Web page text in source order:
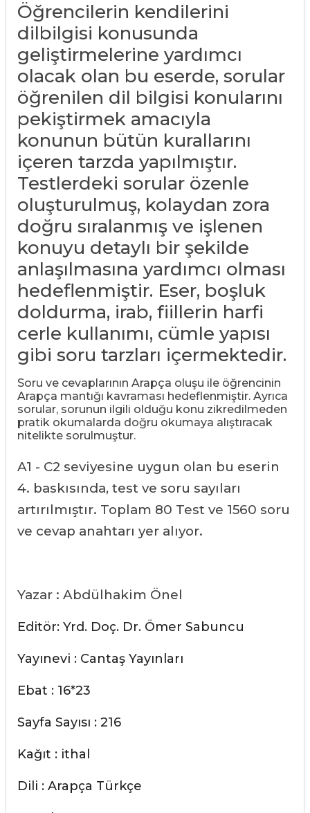
Öğrencilerin kendilerini
dilbilgisi konusunda
geliştirmelerine yardımcı
olacak olan bu eserde, sorular
öğrenilen dil bilgisi konularını
pekiştirmek amacıyla
konunun bütün kurallarını
içeren tarzda yapılmıştır.
Testlerdeki sorular özenle
oluşturulmuş, kolaydan zora
doğru sıralanmış ve işlenen
konuyu detaylı bir şekilde
anlaşılmasına yardımcı olması
hedeflenmiştir. Eser, boşluk
doldurma, irab, fiillerin harfi
cerle kullanımı, cümle yapısı
gibi soru tarzları içermektedir.
Soru ve cevaplarının Arapça oluşu ile öğrencinin
Arapça mantığı kavraması hedeflenmiştir. Ayrıca
sorular, sorunun ilgili olduğu konu zikredilmeden
pratik okumalarda doğru okumaya alıştıracak
nitelikte sorulmuştur.
A1 - C2 seviyesine uygun olan bu eserin
4. baskısında, test ve soru sayıları
artırılmıştır. Toplam 80 Test ve 1560 soru
ve cevap anahtarı yer alıyor.
Yazar : Abdülhakim Önel
Editör: Yrd. Doç. Dr. Ömer Sabuncu
Yayınevi : Cantaş Yayınları
Ebat : 16*23
Sayfa Sayısı : 216
Kağıt : ithal
Dili : Arapça Türkçe